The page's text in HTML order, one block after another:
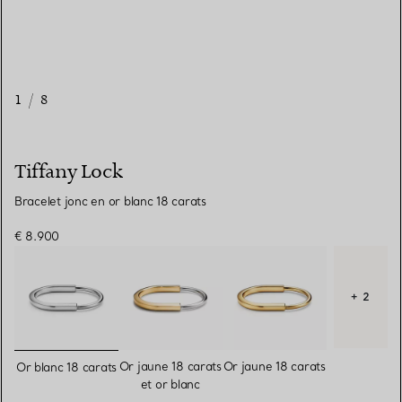
1 / 8
Tiffany Lock
Bracelet jonc en or blanc 18 carats
€ 8.900
sélectionnés
Or blanc 18 carats Or jaune 18 carats
et or blanc
Or jaune 18 carats
+ 2